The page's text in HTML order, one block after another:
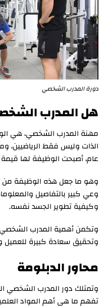
دورة المدرب الشخصي
هل المدرب
مهنة المدرب الشخصي، هي
الذات وليس فقط الرياضيين،
عام، أصبحت الوظيفة لها قيمة
وهو ما جعل هذه الوظيفة من
وعي كبير بالتفاصيل
وكيفية تطوير الجسد نفسه.
وتكمن أهمية المدرب
وتحقيق سعادة كبيرة للعميل
محاور الدبلومة
وتمتلك دور المدرب الشخصي
تفهم ما هي أهم المواد